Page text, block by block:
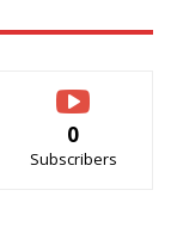
0
Subscribers